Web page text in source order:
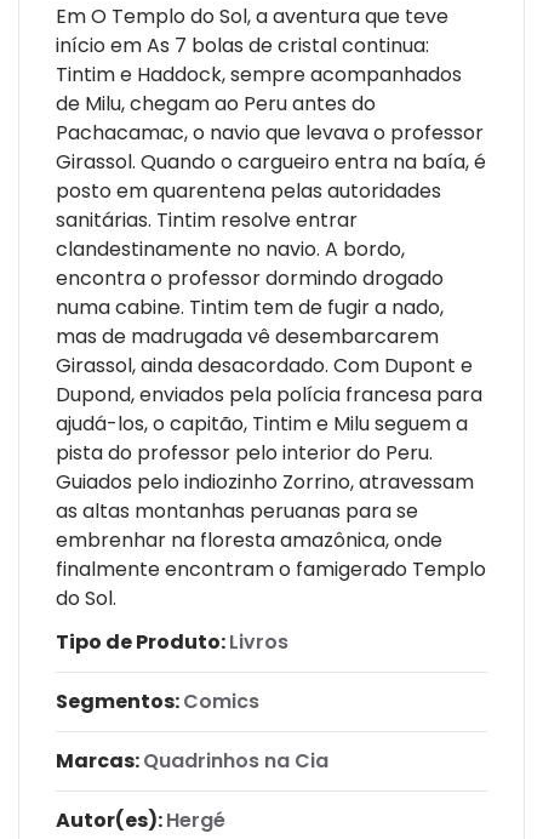
Em O Templo do Sol, a aventura que teve
início em As 7 bolas de cristal continua:
Tintim e Haddock, sempre acompanhados
de Milu, chegam ao Peru antes do
Pachacamac, o navio que levava o professor
Girassol. Quando o cargueiro entra na baía, é
posto em quarentena pelas autoridades
sanitárias. Tintim resolve entrar
clandestinamente no navio. A bordo,
encontra o professor dormindo drogado
numa cabine. Tintim tem de fugir a nado,
mas de madrugada vê desembarcarem
Girassol, ainda desacordado. Com Dupont e
Dupond, enviados pela polícia francesa para
ajudá-los, o capitão, Tintim e Milu seguem a
pista do professor pelo interior do Peru.
Guiados pelo indiozinho Zorrino, atravessam
as altas montanhas peruanas para se
embrenhar na floresta amazônica, onde
finalmente encontram o famigerado Templo
do Sol.
Tipo de Produto:Livros
Segmentos:Comics
Marcas:Quadrinhos na Cia
Autor(es):Hergé